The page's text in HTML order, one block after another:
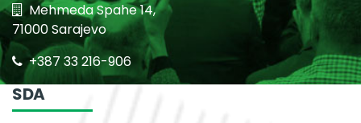
Mehmeda Spahe 14,
71000 Sarajevo
+387 33 216-906
SDA